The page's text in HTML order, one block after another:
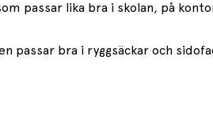
passar lika bra i skolan, på
bra i ryggsäckar och